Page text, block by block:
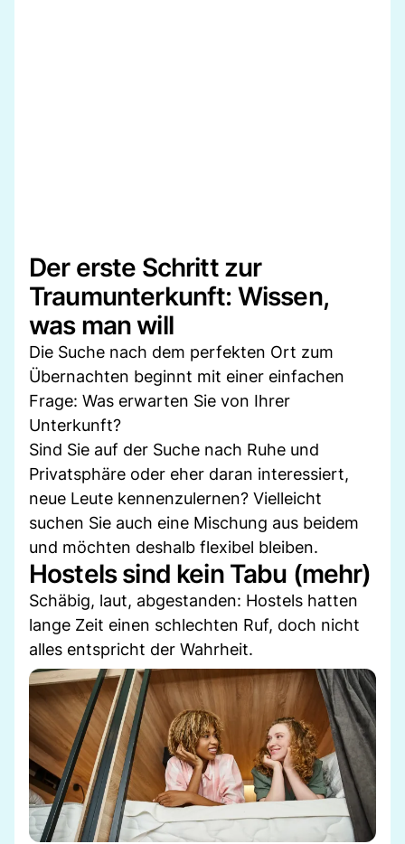
Der erste Schritt zur
Traumunterkunft: Wissen,
was man will
Die Suche nach dem perfekten Ort zum
Übernachten beginnt mit einer einfachen
Frage: Was erwarten Sie von Ihrer
Unterkunft?
Sind Sie auf der Suche nach Ruhe und
Privatsphäre oder eher daran interessiert,
neue Leute kennenzulernen? Vielleicht
suchen Sie auch eine Mischung aus beidem
und möchten deshalb flexibel bleiben.
Hostels sind kein Tabu (mehr)
Schäbig, laut, abgestanden: Hostels hatten
lange Zeit einen schlechten Ruf, doch nicht
alles entspricht der Wahrheit.